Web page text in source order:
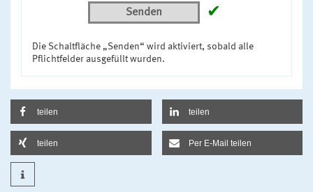
Senden ✔
Die Schaltfläche „Senden“ wird aktiviert, sobald alle
Pflichtfelder ausgefüllt wurden.
teilen teilen
teilen Per E-Mail teilen